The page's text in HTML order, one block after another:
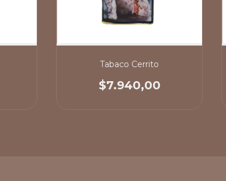
Tabaco Cerrito
$7.940,00